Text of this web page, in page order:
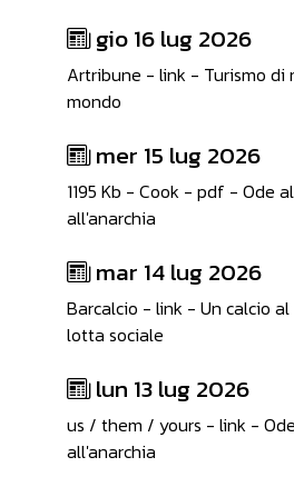
gio 16 lug 2026
Artribune - link - Turismo di
mondo
mer 15 lug 2026
1195 Kb - Cook - pdf - Ode
all'anarchia
mar 14 lug 2026
Barcalcio - link - Un calcio al
lotta sociale
lun 13 lug 2026
us / them / yours - link -
all'anarchia